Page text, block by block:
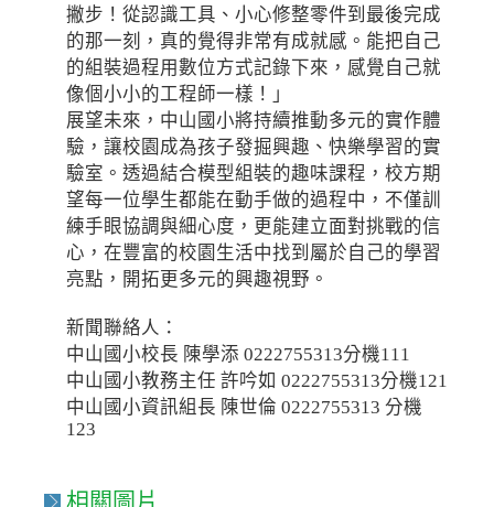
撇步！從認識工具、小心修整零件到最後完成
的那一刻，真的覺得非常有成就感。能把自己
的組裝過程用數位方式記錄下來，感覺自己就
像個小小的工程師一樣！」
展望未來，中山國小將持續推動多元的實作體
驗，讓校園成為孩子發掘興趣、快樂學習的實
驗室。透過結合模型組裝的趣味課程，校方期
望每一位學生都能在動手做的過程中，不僅訓
練手眼協調與細心度，更能建立面對挑戰的信
心，在豐富的校園生活中找到屬於自己的學習
亮點，開拓更多元的興趣視野。
新聞聯絡人：
中山國小校長 陳學添 0222755313分機111
中山國小教務主任 許吟如 0222755313分機121
中山國小資訊組長 陳世倫 0222755313 分機
123
相關圖片